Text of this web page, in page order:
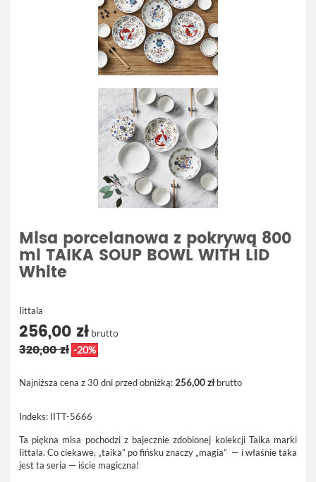
Misa porcelanowa z pokrywą 800
ml TAIKA SOUP BOWL WITH LID
White
Iittala
256,00 zł brutto
320,00 zł -20%
Najniższa cena z 30 dni przed obniżką: 256,00 złbrutto
Indeks: IITT-5666
Ta piękna misa pochodzi z bajecznie zdobionej kolekcji Taika marki
Iittala. Co ciekawe, „taika” po fińsku znaczy „magia” — i właśnie taka
jest ta seria — iście magiczna!